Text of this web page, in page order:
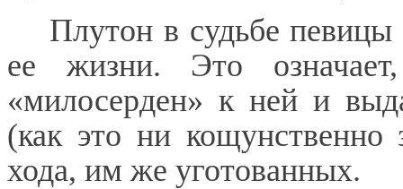
Плутон в судьбе певицы
ее жизни. Это
«милосерден» к ней и
(как это ни кощунственно
хода, им же уготованных.